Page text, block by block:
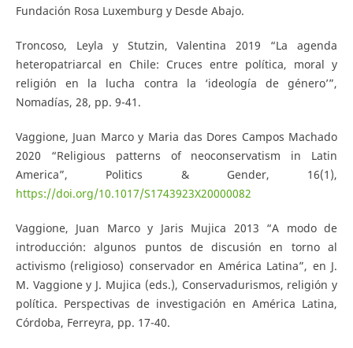
Fundación Rosa Luxemburg y Desde Abajo.
Troncoso, Leyla y Stutzin, Valentina 2019 “La agenda
heteropatriarcal en Chile: Cruces entre política, moral y
religión en la lucha contra la ‘ideología de género’”,
Nomadías, 28, pp. 9-41.
Vaggione, Juan Marco y Maria das Dores Campos Machado
2020 “Religious patterns of neoconservatism in Latin
America”, Politics & Gender, 16(1),
https://doi.org/10.1017/S1743923X20000082
Vaggione, Juan Marco y Jaris Mujica 2013 “A modo de
introducción: algunos puntos de discusión en torno al
activismo (religioso) conservador en América Latina”, en J.
M. Vaggione y J. Mujica (eds.), Conservadurismos, religión y
política. Perspectivas de investigación en América Latina,
Córdoba, Ferreyra, pp. 17-40.